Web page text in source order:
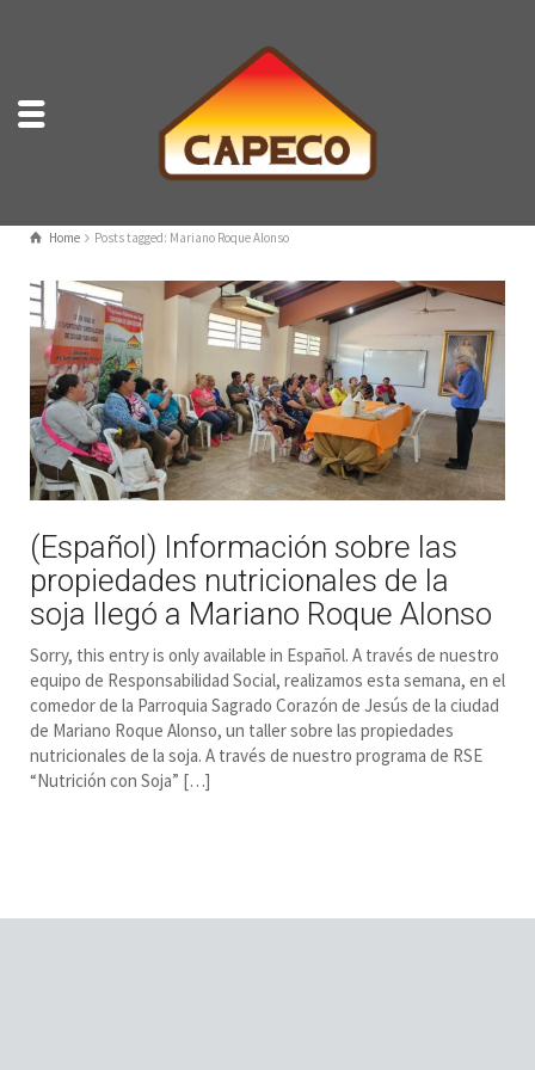
Home Posts tagged: Mariano Roque Alonso
(Español) Información sobre las
propiedades nutricionales de la
soja llegó a Mariano Roque Alonso
Sorry, this entry is only available in Español. A través de nuestro
equipo de Responsabilidad Social, realizamos esta semana, en el
comedor de la Parroquia Sagrado Corazón de Jesús de la ciudad
de Mariano Roque Alonso, un taller sobre las propiedades
nutricionales de la soja. A través de nuestro programa de RSE
“Nutrición con Soja” […]